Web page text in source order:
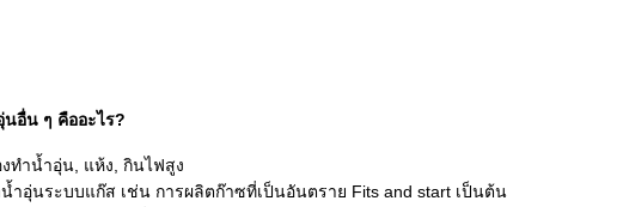
อื่น ๆ คืออะไร?
งทำน้ำอุ่น, แห้ง, กินไฟสูง
น้ำอุ่นระบบแก๊ส เช่น การผลิตก๊าซที่เป็นอันตราย Fits and start เป็นต้น